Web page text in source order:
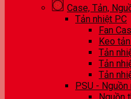
Case, Tản,
Tản nhiệt PC
Fan
Keo
Tản
Tản
Tản
PSU - Nguồn